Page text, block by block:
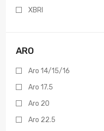
XBRI
ARO
Aro 14/15/16
Aro 17.5
Aro 20
Aro 22.5